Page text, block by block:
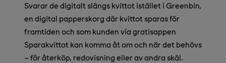
Svarar de digitalt slängs kvittot istället i Greenbin,
en digital papperskorg där kvittot sparas för
framtiden och som kunden via gratisappen
Sparakvittot kan komma åt om och när det behövs
– för återköp, redovisning eller av andra skäl.